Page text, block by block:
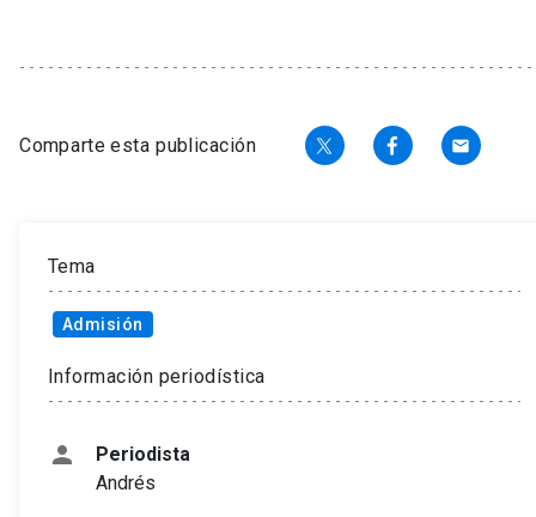
Comparte esta publicación email
Tema
Admisión
Información periodística
person
Periodista
Andrés